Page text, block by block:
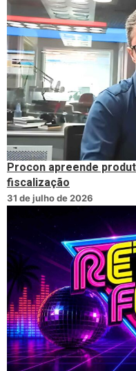
Procon apreende
fiscalização
31 de julho de 2026